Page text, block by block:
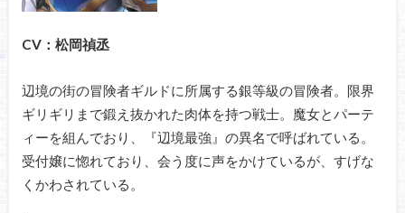
CV：松岡禎丞
辺境の街の冒険者ギルドに所属する銀等級の冒険者。限界
ギリギリまで鍛え抜かれた肉体を持つ戦士。魔女とパーテ
ィーを組んでおり、『辺境最強』の異名で呼ばれている。
受付嬢に惚れており、会う度に声をかけているが、すげな
くかわされている。